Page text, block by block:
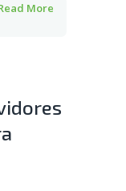
More